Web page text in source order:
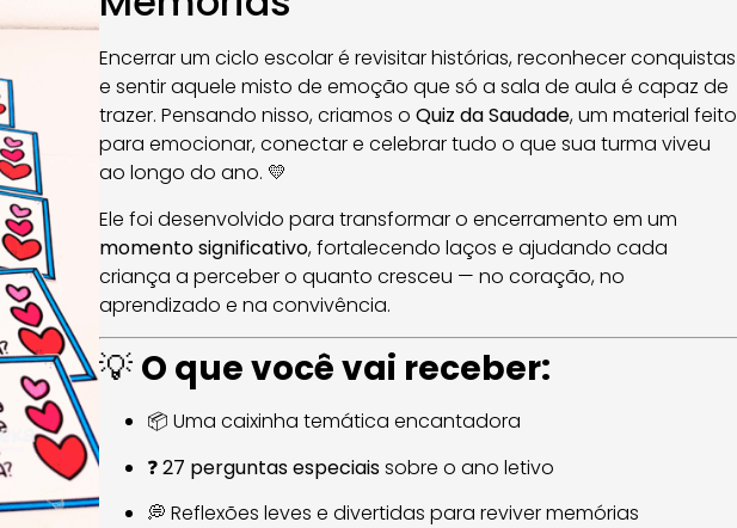
Encerrar um ciclo escolar é revisitar histórias, reconhecer conquistas
e sentir aquele misto de emoção que só a sala de aula é capaz de
trazer. Pensando nisso, criamos o Quiz da Saudade, um material feito
para emocionar, conectar e celebrar tudo o que sua turma viveu
ao longo do ano. 💛
Ele foi desenvolvido para transformar o encerramento em um
momento significativo, fortalecendo laços e ajudando cada
criança a perceber o quanto cresceu — no coração, no
aprendizado e na convivência.
💡 O que você vai receber:
📦 Uma caixinha temática encantadora
❓27 perguntas especiaissobre o ano letivo
💭 Reflexões leves e divertidas para reviver memórias